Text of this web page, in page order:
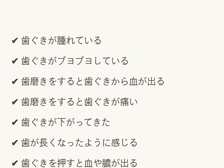
歯ぐきが腫れている
歯ぐきがブヨブヨしている
歯磨きをすると歯ぐきから血が出る
歯磨きをすると歯ぐきが痛い
歯ぐきが下がってきた
歯が長くなったように感じる
歯ぐきを押すと血や膿が出る